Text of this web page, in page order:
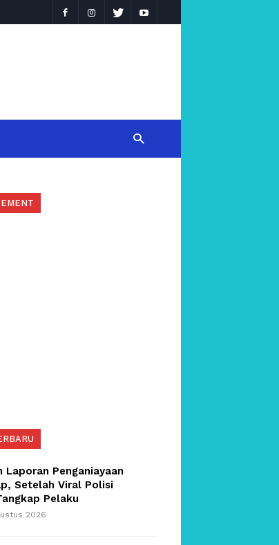
Laporan Penganiayaan
Setelah Viral Polisi
Pelaku
2026